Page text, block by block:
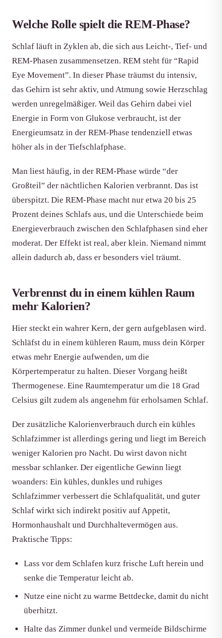
Welche Rolle spielt die REM-Phase?
Schlaf läuft in Zyklen ab, die sich aus Leicht-, Tief- und
REM-Phasen zusammensetzen. REM steht für “Rapid
Eye Movement”. In dieser Phase träumst du intensiv,
das Gehirn ist sehr aktiv, und Atmung sowie Herzschlag
werden unregelmäßiger. Weil das Gehirn dabei viel
Energie in Form von Glukose verbraucht, ist der
Energieumsatz in der REM-Phase tendenziell etwas
höher als in der Tiefschlafphase.
Man liest häufig, in der REM-Phase würde “der
Großteil” der nächtlichen Kalorien verbrannt. Das ist
überspitzt. Die REM-Phase macht nur etwa 20 bis 25
Prozent deines Schlafs aus, und die Unterschiede beim
Energieverbrauch zwischen den Schlafphasen sind eher
moderat. Der Effekt ist real, aber klein. Niemand nimmt
allein dadurch ab, dass er besonders viel träumt.
Verbrennst du in einem kühlen Raum
mehr Kalorien?
Hier steckt ein wahrer Kern, der gern aufgeblasen wird.
Schläfst du in einem kühleren Raum, muss dein Körper
etwas mehr Energie aufwenden, um die
Körpertemperatur zu halten. Dieser Vorgang heißt
Thermogenese. Eine Raumtemperatur um die 18 Grad
Celsius gilt zudem als angenehm für erholsamen Schlaf.
Der zusätzliche Kalorienverbrauch durch ein kühles
Schlafzimmer ist allerdings gering und liegt im Bereich
weniger Kalorien pro Nacht. Du wirst davon nicht
messbar schlanker. Der eigentliche Gewinn liegt
woanders: Ein kühles, dunkles und ruhiges
Schlafzimmer verbessert die Schlafqualität, und guter
Schlaf wirkt sich indirekt positiv auf Appetit,
Hormonhaushalt und Durchhaltevermögen aus.
Praktische Tipps:
Lass vor dem Schlafen kurz frische Luft herein und
senke die Temperatur leicht ab.
Nutze eine nicht zu warme Bettdecke, damit du nicht
überhitzt.
Halte das Zimmer dunkel und vermeide Bildschirme